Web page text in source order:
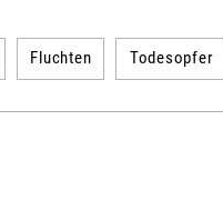
Fluchten Todesopfer